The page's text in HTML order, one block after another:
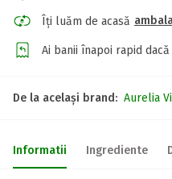
Îți luăm de acasă
Ai banii înapoi rapid
De la același brand: Aurelia
Informatii Ingrediente